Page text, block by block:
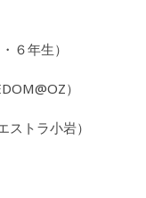
６年生）
）
ストラ小岩）